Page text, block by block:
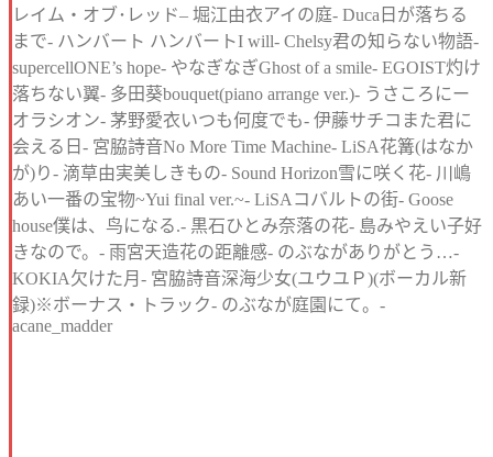
レイム・オブ･レッド– 堀江由衣アイの庭- Duca日が落ちる
まで- ハンバート ハンバートI will- Chelsy君の知らない物語-
supercellONE’s hope- やなぎなぎGhost of a smile- EGOIST灼け
落ちない翼- 多田葵bouquet(piano arrange ver.)- うさころにー
オラシオン- 茅野愛衣いつも何度でも- 伊藤サチコまた君に
会える日- 宮脇詩音No More Time Machine- LiSA花篝(はなか
が)り- 滴草由実美しきもの- Sound Horizon雪に咲く花- 川嶋
あい一番の宝物~Yui final ver.~- LiSAコバルトの街- Goose
house僕は、鸟になる.- 黒石ひとみ奈落の花- 島みやえい子好
きなので。- 雨宮天造花の距離感- のぶながありがとう…-
KOKIA欠けた月- 宮脇詩音深海少女(ユウユＰ)(ボーカル新
録)※ボーナス・トラック- のぶなが庭園にて。-
acane_madder